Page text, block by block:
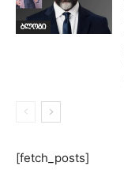
ბლოგი
[fetch_posts]